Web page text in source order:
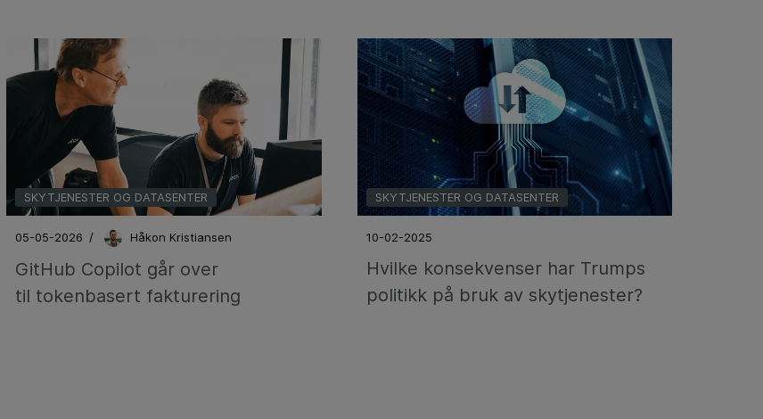
SKYTJENESTER OG DATASENTER
05-05-2026 / Håkon Kristiansen
GitHub Copilot går over
til tokenbasert fakturering
SKYTJENESTER OG DATASENTER
10-02-2025
Hvilke konsekvenser har Trumps
politikk på bruk av skytjenester?